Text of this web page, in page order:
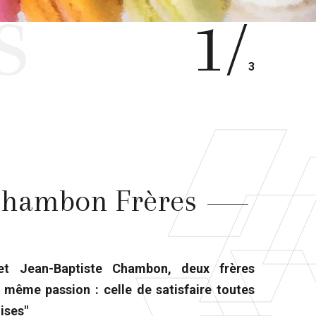
1/3
Frères
Jean-Baptiste Chambon, deux frères
passion : celle de satisfaire toutes